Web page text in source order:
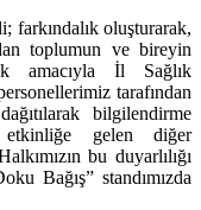
farkındalık oluşturarak,
toplumun ve bireyin
amacıyla İl Sağlık
tarafından
bilgilendirme
etkinliğe gelen diğer
bu duyarlılığı
Bağış” standımızda